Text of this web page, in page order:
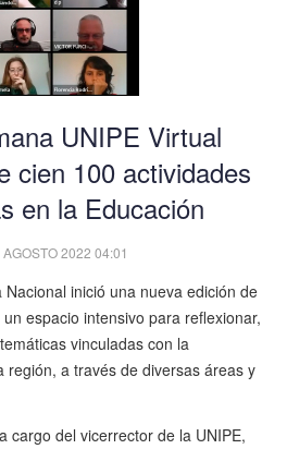
UNIPE Virtual
cien 100 actividades
en la Educación
2022 04:01
inició una nueva edición de
un espacio intensivo para reflexionar,
vinculadas con la
región, a través de diversas áreas y
cargo del vicerrector de la UNIPE,